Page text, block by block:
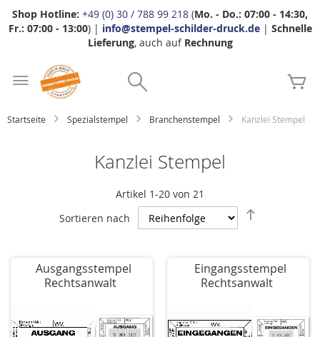
Shop Hotline: +49 (0) 30 / 788 99 218 (Mo. - Do.: 07:00 - 14:30,
Fr.: 07:00 - 13:00) | info@stempel-schilder-druck.de| Schnelle
Lieferung, auch auf Rechnung
Startseite Spezialstempel Branchenstempel Kanzlei Stempel
Kanzlei Stempel
Artikel 1-20 von 21
Sortieren nach
Ausgangsstempel
Rechtsanwalt
Eingangsstempel
Rechtsanwalt